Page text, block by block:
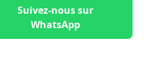
Suivez-nous sur
WhatsApp